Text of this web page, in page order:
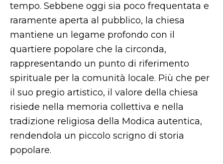
tempo. Sebbene oggi sia poco frequentata e
raramente aperta al pubblico, la chiesa
mantiene un legame profondo con il
quartiere popolare che la circonda,
rappresentando un punto di riferimento
spirituale per la comunità locale. Più che per
il suo pregio artistico, il valore della chiesa
risiede nella memoria collettiva e nella
tradizione religiosa della Modica autentica,
rendendola un piccolo scrigno di storia
popolare.